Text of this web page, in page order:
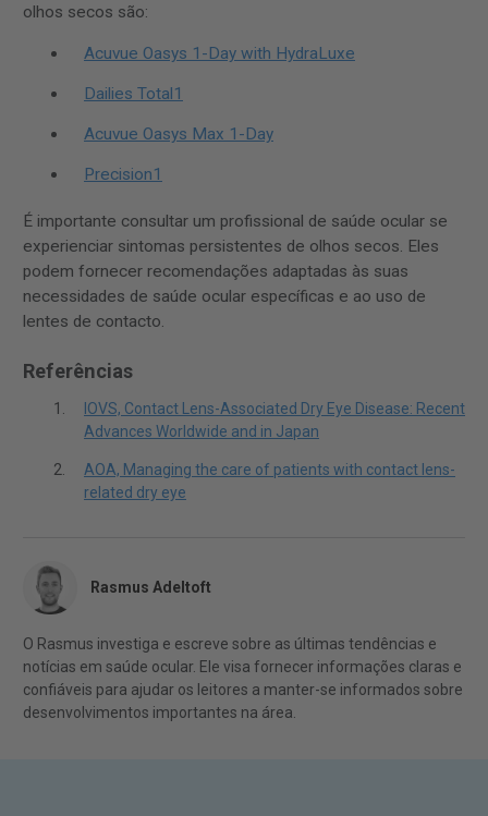
olhos secos são:
Acuvue Oasys 1-Day with HydraLuxe
Dailies Total1
Acuvue Oasys Max 1-Day
Precision1
É importante consultar um profissional de saúde ocular se
experienciar sintomas persistentes de olhos secos. Eles
podem fornecer recomendações adaptadas às suas
necessidades de saúde ocular específicas e ao uso de
lentes de contacto.
Referências
IOVS, Contact Lens-Associated Dry Eye Disease: Recent
Advances Worldwide and in Japan
AOA, Managing the care of patients with contact lens-
related dry eye
Rasmus Adeltoft
O Rasmus investiga e escreve sobre as últimas tendências e
notícias em saúde ocular. Ele visa fornecer informações claras e
confiáveis para ajudar os leitores a manter-se informados sobre
desenvolvimentos importantes na área.